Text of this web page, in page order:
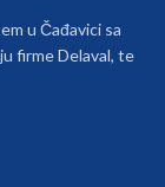
u Čađavici sa
firme Delaval, te